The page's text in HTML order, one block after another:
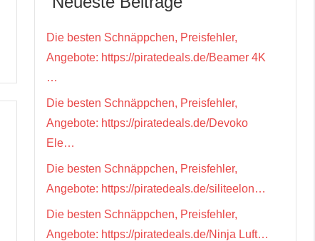
Die besten Schnäppchen, Preisfehler,
Angebote: https://piratedeals.de/Beamer 4K
…
Die besten Schnäppchen, Preisfehler,
Angebote: https://piratedeals.de/Devoko
Ele…
Die besten Schnäppchen, Preisfehler,
Angebote: https://piratedeals.de/siliteelon…
Die besten Schnäppchen, Preisfehler,
Angebote: https://piratedeals.de/Ninja Luft…